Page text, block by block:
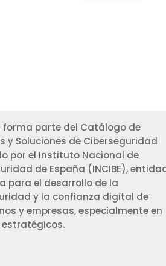
forma parte del Catálogo de
y Soluciones de Ciberseguridad
por el Instituto Nacional de
de España (INCIBE),
para el desarrollo de la
y la confianza digital de
y empresas, especialmente en